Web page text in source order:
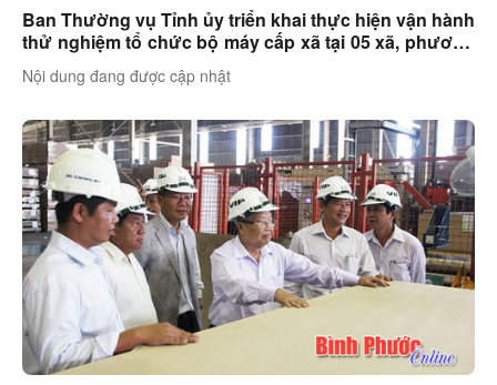
Ban Thường vụ Tỉnh ủy triển khai thực hiện vận hành
thử nghiệm tổ chức bộ máy cấp xã tại 05 xã, phương
mới
Nội dung đang được cập nhật